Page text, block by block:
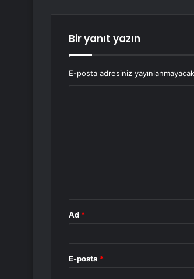
Bir yanıt yazın
E-posta adresiniz
Ad *
E-posta *